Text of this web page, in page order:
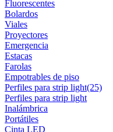
Fluorescentes
Bolardos
Viales
Proyectores
Emergencia
Estacas
Farolas
Empotrables de piso
Perfiles para strip light(25)
Perfiles para strip light
Inalámbrica
Portátiles
Cinta LED